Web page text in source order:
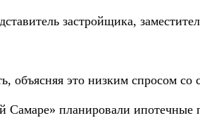
застройщика,
объясняя это низким спросом со
Самаре» планировали